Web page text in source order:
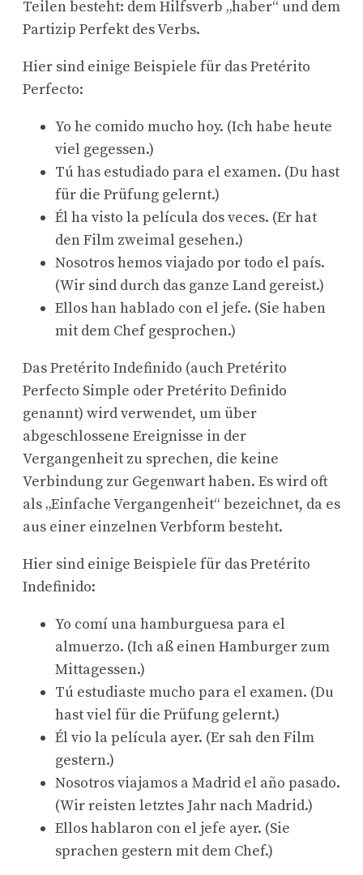
Teilen besteht: dem Hilfsverb „haber“ und dem
Partizip Perfekt des Verbs.
Hier sind einige Beispiele für das Pretérito
Perfecto:
Yo he comido mucho hoy. (Ich habe heute
viel gegessen.)
Tú has estudiado para el examen. (Du hast
für die Prüfung gelernt.)
Él ha visto la película dos veces. (Er hat
den Film zweimal gesehen.)
Nosotros hemos viajado por todo el país.
(Wir sind durch das ganze Land gereist.)
Ellos han hablado con el jefe. (Sie haben
mit dem Chef gesprochen.)
Das Pretérito Indefinido (auch Pretérito
Perfecto Simple oder Pretérito Definido
genannt) wird verwendet, um über
abgeschlossene Ereignisse in der
Vergangenheit zu sprechen, die keine
Verbindung zur Gegenwart haben. Es wird oft
als „Einfache Vergangenheit“ bezeichnet, da es
aus einer einzelnen Verbform besteht.
Hier sind einige Beispiele für das Pretérito
Indefinido:
Yo comí una hamburguesa para el
almuerzo. (Ich aß einen Hamburger zum
Mittagessen.)
Tú estudiaste mucho para el examen. (Du
hast viel für die Prüfung gelernt.)
Él vio la película ayer. (Er sah den Film
gestern.)
Nosotros viajamos a Madrid el año pasado.
(Wir reisten letztes Jahr nach Madrid.)
Ellos hablaron con el jefe ayer. (Sie
sprachen gestern mit dem Chef.)